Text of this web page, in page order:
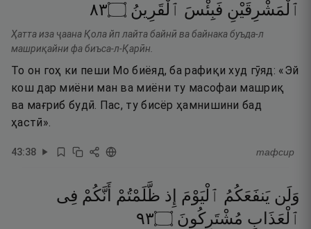
ٱلْمَشْرِقَيْنِ فَبِئْسَ ٱلْقَرِينُ ۝٣٨
Ҳатта иза ҷаана Қола йп лайта байнӣ ва байнака буъда-л
машриқайни фа биъса-л-Қарӣн.
То он гоҳ ки пеши Мо биёяд, ба рафиқи худ гӯяд: «Эй
кош дар миёни ман ва миёни ту масофаи машриқ
ва мағриб будӣ. Пас, ту бисёр ҳамнишини бад
ҳастӣ».
43:38 тафсир
وَلَن يَنفَعَكُمُ ٱلْيَوْمَ إِذ ظَّلَمْتُمْ أَنَّكُمْ فِى
ٱلْعَذَابِ مُشْتَرِكُونَ ۝٣٩